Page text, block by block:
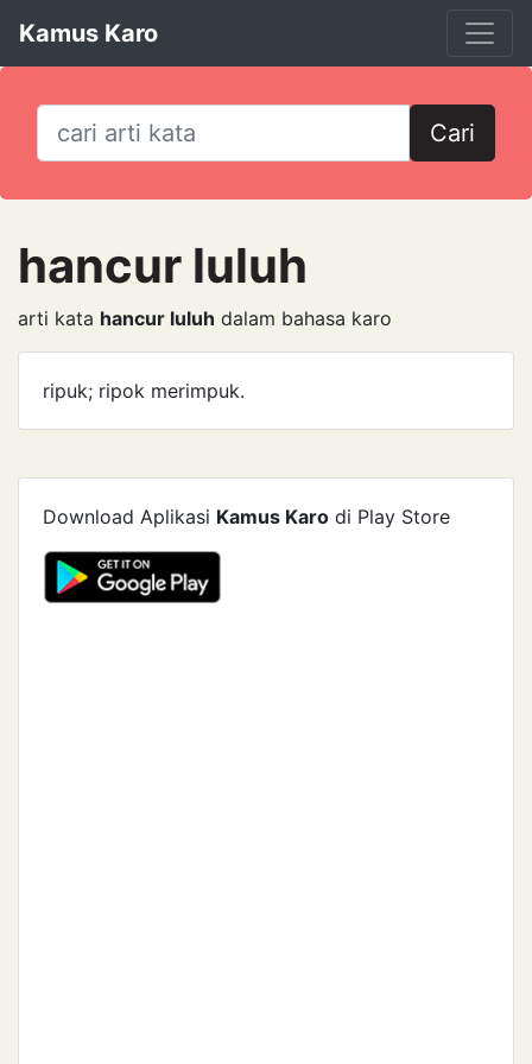
Kamus Karo
Cari
hancur luluh
arti kata hancur luluh dalam bahasa karo
ripuk; ripok merimpuk.
Download Aplikasi Kamus Karo di Play Store